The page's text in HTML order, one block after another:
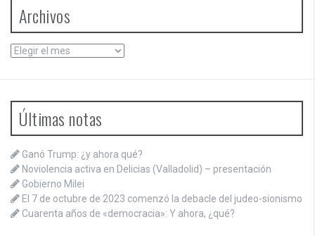
Archivos
Archivos
Últimas notas
Ganó Trump: ¿y ahora qué?
Noviolencia activa en Delicias (Valladolid) – presentación
Gobierno Milei
El 7 de octubre de 2023 comenzó la debacle del judeo-sionismo
Cuarenta años de «democracia»: Y ahora, ¿qué?